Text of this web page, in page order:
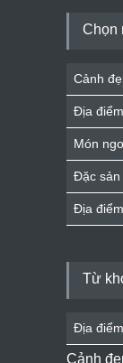
Chọn
Cảnh
Địa
Món
Đặc sản
Địa
Từ
Địa
Cảnh